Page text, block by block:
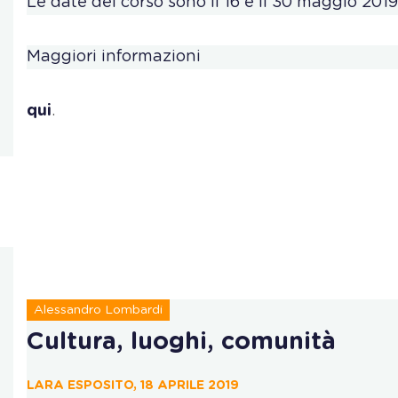
Maggiori informazioni
qui.
Alessandro Lombardi
Cultura, luoghi, comunità
LARA ESPOSITO, 18 APRILE 2019